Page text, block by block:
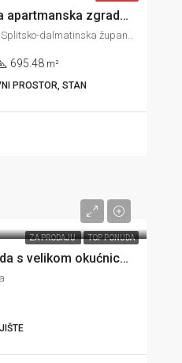
Okrug Donji, raskošna apartmanska zgrada s 12 jedinica i restoranom, 695 m2
Okrug Donji, Općina Okrug, Splitsko-dalmatinska županija, Hrvatska
695.48 m²
PROSTOR, STAN
ZA PRODAJU TOP PONUDA
Plano, poslovna zgrada s velikom okućnicom na odličnoj lokaciji, 133 m2